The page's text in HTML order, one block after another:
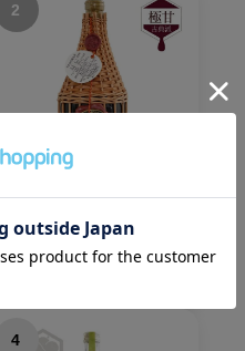
2
り) ｜極甘｜750ml
7,700円税込
4